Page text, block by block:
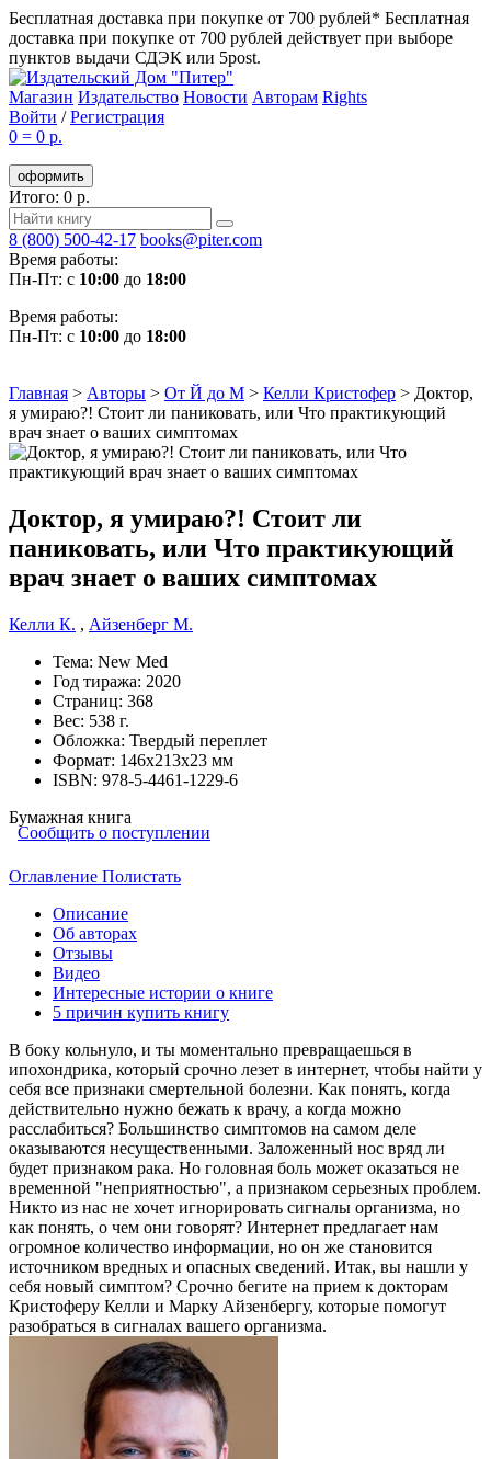
Бесплатная доставка при покупке от 700 рублей* Бесплатная
доставка при покупке от 700 рублей действует при выборе
пунктов выдачи СДЭК или 5post.
Магазин Издательство Новости Авторам Rights
Войти /Регистрация
0 = 0 р.
оформить
Итого: 0 р.
8 (800) 500-42-17 books@piter.com
Время работы:
Пн-Пт: с 10:00 до 18:00
Время работы:
Пн-Пт: с 10:00 до 18:00
Главная > Авторы > От Й до М > Келли Кристофер > Доктор,
я умираю?! Стоит ли паниковать, или Что практикующий
врач знает о ваших симптомах
Доктор, я умираю?! Стоит ли
паниковать, или Что практикующий
врач знает о ваших симптомах
Келли К. , Айзенберг М.
Тема: New Med
Год тиража: 2020
Страниц: 368
Вес: 538 г.
Обложка: Твердый переплет
Формат: 146х213х23 мм
ISBN: 978-5-4461-1229-6
Бумажная книга
Сообщить о поступлении
Оглавление Полистать
Описание
Об авторах
Отзывы
Видео
Интересные истории о книге
5 причин купить книгу
В боку кольнуло, и ты моментально превращаешься в
ипохондрика, который срочно лезет в интернет, чтобы найти у
себя все признаки смертельной болезни. Как понять, когда
действительно нужно бежать к врачу, а когда можно
расслабиться? Большинство симптомов на самом деле
оказываются несущественными. Заложенный нос вряд ли
будет признаком рака. Но головная боль может оказаться не
временной "неприятностью", а признаком серьезных проблем.
Никто из нас не хочет игнорировать сигналы организма, но
как понять, о чем они говорят? Интернет предлагает нам
огромное количество информации, но он же становится
источником вредных и опасных сведений. Итак, вы нашли у
себя новый симптом? Срочно бегите на прием к докторам
Кристоферу Келли и Марку Айзенбергу, которые помогут
разобраться в сигналах вашего организма.